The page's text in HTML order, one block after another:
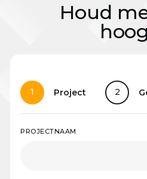
Houd
1 Project 2
PROJECTNAAM